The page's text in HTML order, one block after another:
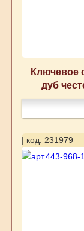
Ключевое
дуб
| код: 231979